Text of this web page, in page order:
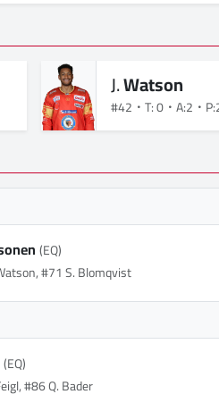
J.Watson
#42 T: 0 A:2
(EQ)
#71 S. Blomqvist
(EQ)
#86 Q. Bader